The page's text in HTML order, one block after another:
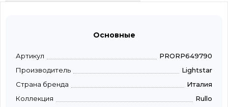
Основные
Артикул
PRORP649790
Производитель
Lightstar
Страна бренда
Италия
Коллекция
Rullo